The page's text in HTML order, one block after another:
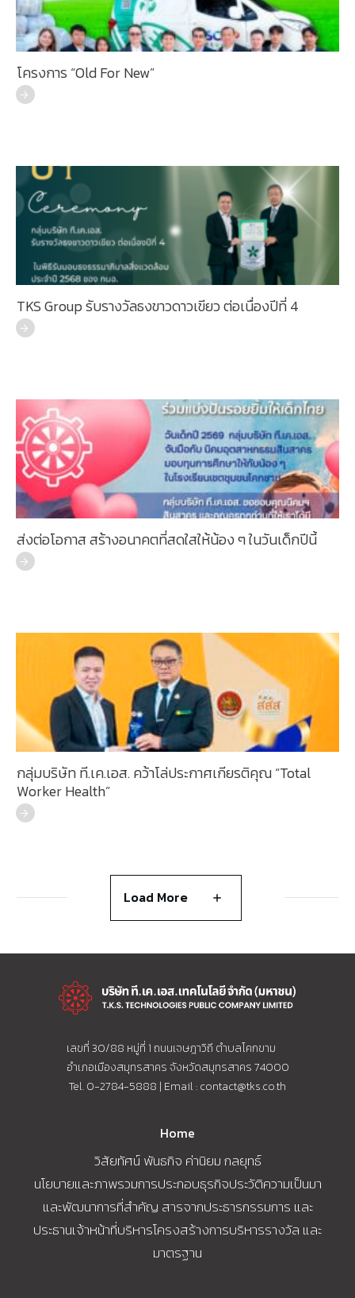
โครงการ “Old For New”
TKS Group รับรางวัลธงขาวดาวเขียว ต่อเนื่องปีที่ 4
ส่งต่อโอกาส สร้างอนาคตที่สดใสให้น้อง ๆ ในวันเด็กปีนี้
กลุ่มบริษัท ที.เค.เอส. คว้าโล่ประกาศเกียรติคุณ “Total
Worker Health”
Load More
เลขที่ 30/88 หมู่ที่ 1 ถนนเจษฎาวิถี ตำบลโคกขาม
อำเภอเมืองสมุทรสาคร จังหวัดสมุทรสาคร 74000
Tel. 0-2784-5888 | Email :contact@tks.co.th
Home
วิสัยทัศน์ พันธกิจ ค่านิยม กลยุทธ์
นโยบายและภาพรวมการประกอบธุรกิจประวัติความเป็นมา
และพัฒนาการที่สำคัญ สารจากประธารกรรมการ และ
ประธานเจ้าหน้าที่บริหารโครงสร้างการบริหารรางวัล และ
มาตรฐาน